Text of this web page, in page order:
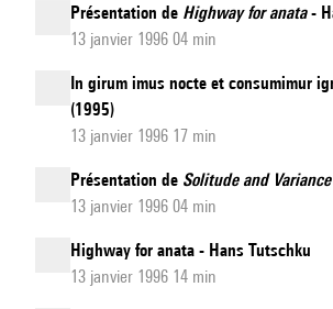
Présentation de Highway for anata-
13 janvier 1996 04 min
In girum imus nocte et consumimur
(1995)
13 janvier 1996 17 min
Présentation de Solitude and Variance
13 janvier 1996 04 min
Highway for anata - Hans Tutschku
13 janvier 1996 14 min